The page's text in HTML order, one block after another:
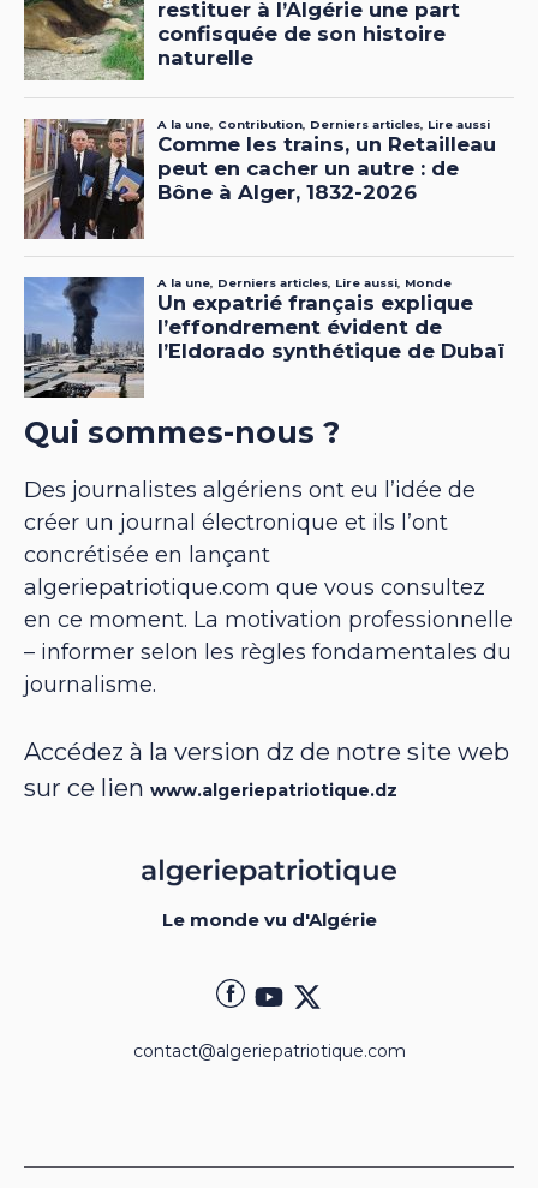
Qui sommes-nous ?
Des journalistes algériens ont eu l’idée de
créer un journal électronique et ils l’ont
concrétisée en lançant
algeriepatriotique.com que vous consultez
en ce moment. La motivation professionnelle
– informer selon les règles fondamentales du
journalisme.
Accédez à la version dz de notre site web
sur ce lien www.algeriepatriotique.dz
Le monde vu d'Algérie
contact@algeriepatriotique.com